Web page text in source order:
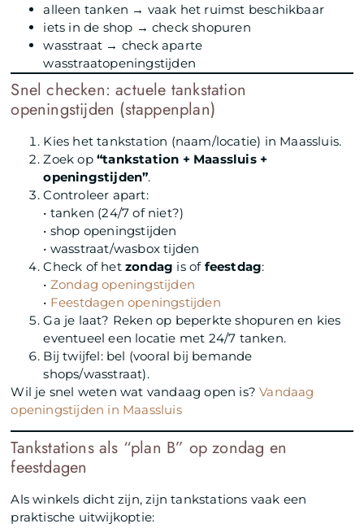
alleen tanken → vaak het ruimst beschikbaar
iets in de shop → check shopuren
wasstraat → check aparte
wasstraatopeningstijden
Snel checken: actuele tankstation
openingstijden (stappenplan)
Kies het tankstation (naam/locatie) in Maassluis.
Zoek op“tankstation + Maassluis +
openingstijden”.
Controleer apart:
• tanken (24/7 of niet?)
• shop openingstijden
• wasstraat/wasbox tijden
Check of hetzondag is of feestdag:
• Zondag openingstijden
• Feestdagen openingstijden
Ga je laat? Reken op beperkte shopuren en kies
eventueel een locatie met 24/7 tanken.
Bij twijfel: bel (vooral bij bemande
shops/wasstraat).
Wil je snel weten wat vandaag open is?Vandaag
openingstijden in Maassluis
Tankstations als “plan B” op zondag en
feestdagen
Als winkels dicht zijn, zijn tankstations vaak een
praktische uitwijkoptie: